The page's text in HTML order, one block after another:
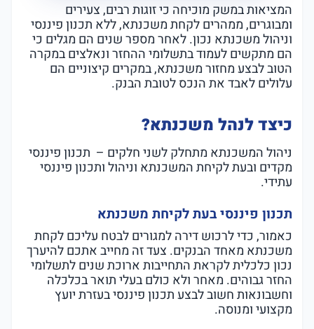
המציאות במשק מוכיחה כי זוגות רבים, צעירים
ומבוגרים, ממהרים לקחת משכנתא, ללא תכנון פיננסי
וניהול משכנתא נכון. לאחר מספר שנים הם מגלים כי
הם מתקשים לעמוד בתשלומי ההחזר ונאלצים במקרה
הטוב לבצע מחזור משכנתא, במקרים קיצוניים הם
עלולים לאבד את הנכס לטובת הבנק.
כיצד לנהל משכנתא?
ניהול המשכנתא מתחלק לשני חלקים – תכנון פיננסי
מקדים ובעת לקיחת המשכנתא וניהול ותכנון פיננסי
עתידי.
תכנון פיננסי בעת לקיחת משכנתא
כאמור, כדי לרכוש דירה למגורים לבטח עליכם לקחת
משכנתא מאחד הבנקים. צעד זה מחייב אתכם להיערך
נכון כלכלית לקראת התחייבות ארוכת שנים לתשלומי
החזר גבוהים. מאחר ולא כולם בעלי תואר בכלכלה
וחשבונאות חשוב לבצע תכנון פיננסי בעזרת יועץ
מקצועי ומנוסה.